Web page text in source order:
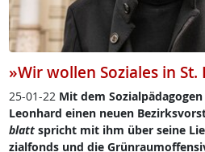
»Wir wollen Soziales in
25-01-22 Mit dem
Leon­hard ei­nen neu­en
blattspricht mit ihm über sei­ne
zial­fonds und die